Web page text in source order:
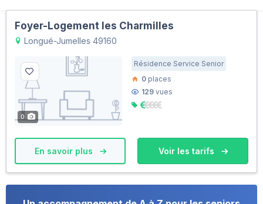
Foyer-Logement les Charmilles
Longué-Jumelles 49160
0
Résidence Service Senior
0 places
129 vues
En savoir plus Voir les tarifs